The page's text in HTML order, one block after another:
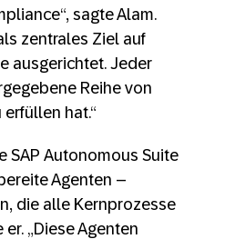
sagte Alam.
zentrales Ziel auf
ausgerichtet. Jeder
Reihe von
hat.“
SAP Autonomous Suite
Agenten –
die alle Kernprozesse
„Diese Agenten